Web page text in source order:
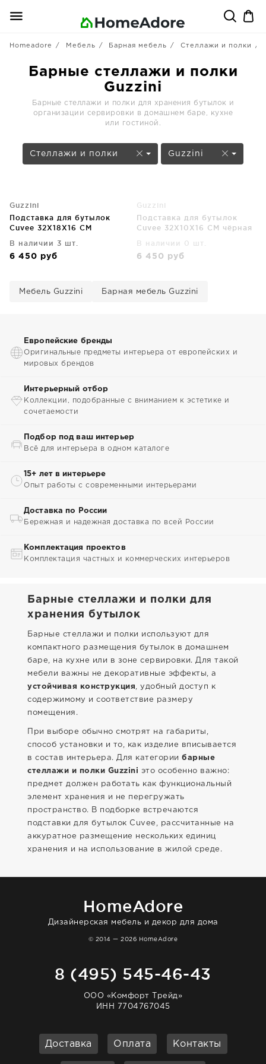
Homeadore Мебель Барная мебель Стеллажи и полки
Барные стеллажи и полки
Guzzini
Барные стеллажи и полки для хранения бутылок и
организации сервировки в домашнем баре, кухне
или гостиной.
Стеллажи и полки Guzzini
Guzzini
Подставка для бутылок
Сuvee 32X18X16 CM
В наличии 3 шт.
6 450 руб
Guzzini
Подставка для бутылок
Cuvee 32X10X16 CM чёрная
В наличии 0 шт.
6 450 руб
Мебель Guzzini Барная мебель Guzzini
Европейские бренды
Оригинальные предметы интерьера от европейских и
мировых брендов
Интерьерный отбор
Коллекции, подобранные с вниманием к эстетике и
сочетаемости
Подбор под ваш интерьер
Всё для интерьера в одном каталоге
15+ лет в интерьере
Опыт работы с современными интерьерами
Доставка по России
Бережная и надежная доставка по всей России
Комплектация проектов
Комплектация частных и коммерческих интерьеров
Барные стеллажи и полки для
хранения бутылок
Барные стеллажи и полки используют для
компактного размещения бутылок в домашнем
баре, на кухне или в зоне сервировки. Для такой
мебели важны не декоративные эффекты, а
устойчивая конструкция , удобный доступ к
содержимому и соответствие размеру
помещения.
При выборе обычно смотрят на габариты,
способ установки и то, как изделие вписывается
в состав интерьера. Для категории барные
стеллажи и полки Guzzini это особенно важно:
предмет должен работать как функциональный
элемент хранения и не перегружать
пространство. В подборке встречаются
подставки для бутылок Cuvee, рассчитанные на
аккуратное размещение нескольких единиц
хранения и на использование в жилой среде.
HomeAdore
Дизайнерская мебель и декор для дома
© 2014 — 2026 HomeAdore
8 (495) 545-46-43
ООО «Комфорт Трейд»
ИНН 7704767045
Доставка Оплата Контакты